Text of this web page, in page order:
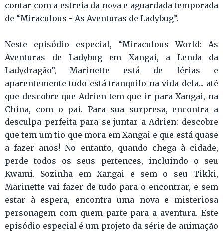
contar com a estreia da nova e aguardada temporada
de “Miraculous - As Aventuras de Ladybug”.
Neste episódio especial, “Miraculous World: As
Aventuras de Ladybug em Xangai, a Lenda da
Ladydragão”, Marinette está de férias e
aparentemente tudo está tranquilo na vida dela... até
que descobre que Adrien tem que ir para Xangai, na
China, com o pai. Para sua surpresa, encontra a
desculpa perfeita para se juntar a Adrien: descobre
que tem um tio que mora em Xangai e que está quase
a fazer anos! No entanto, quando chega à cidade,
perde todos os seus pertences, incluindo o seu
Kwami. Sozinha em Xangai e sem o seu Tikki,
Marinette vai fazer de tudo para o encontrar, e sem
estar à espera, encontra uma nova e misteriosa
personagem com quem parte para a aventura. Este
episódio especial é um projeto da série de animação